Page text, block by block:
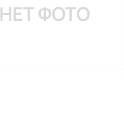
НЕТ ФОТО